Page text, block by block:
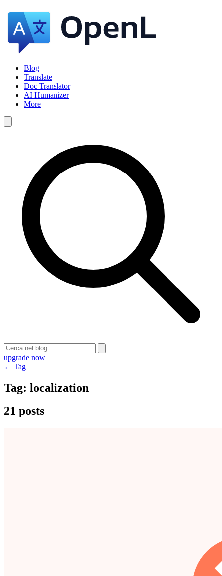
Blog
Translate
Doc Translator
AI Humanizer
More
upgrade now
← Tag
Tag: localization
21 posts